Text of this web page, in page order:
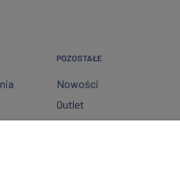
POZOSTAŁE
Nowości
Outlet